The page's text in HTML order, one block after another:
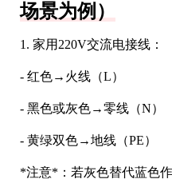
场景为例）
1. 家用220V交流电接线：
- 红色→火线（L）
- 黑色或灰色→零线（N）
- 黄绿双色→地线（PE）
*注意*：若灰色替代蓝色